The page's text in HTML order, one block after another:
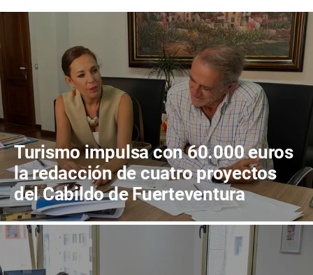
Turismo impulsa con 60.000 euros
la redacción de cuatro proyectos
del Cabildo de Fuerteventura